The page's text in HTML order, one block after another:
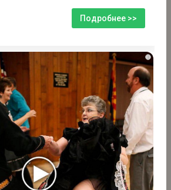
Подробнее >>
i